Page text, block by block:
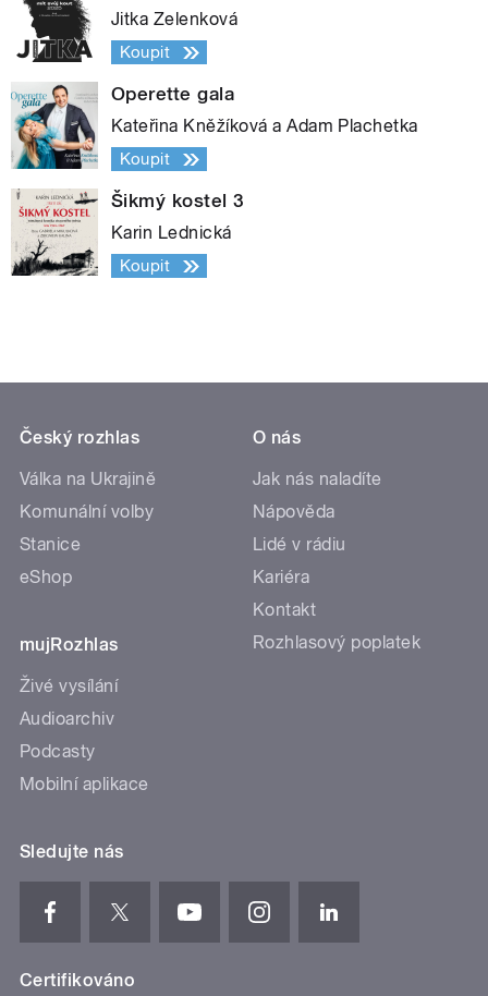
Jitka Zelenková
Koupit
Operette gala
Kateřina Kněžíková a Adam Plachetka
Koupit
Šikmý kostel 3
Karin Lednická
Koupit
Český rozhlas
Válka na Ukrajině
Komunální volby
Stanice
eShop
mujRozhlas
Živé vysílání
Audioarchiv
Podcasty
Mobilní aplikace
O nás
Jak nás naladíte
Nápověda
Lidé v rádiu
Kariéra
Kontakt
Rozhlasový poplatek
Sledujte nás
Certifikováno